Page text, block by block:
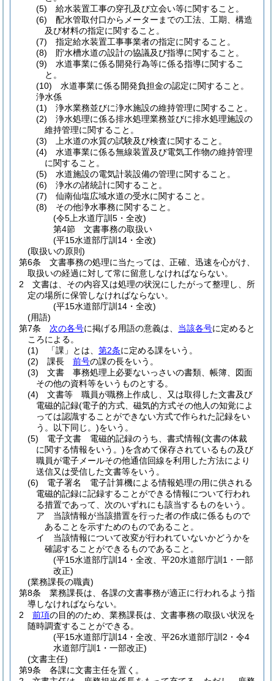
(5) 給水装置工事の穿孔及び立会い等に関すること。
(6) 配水管取付口からメーターまでの工法、工期、構造
及び材料の指定に関すること。
(7) 指定給水装置工事事業者の指定に関すること。
(8) 貯水槽水道の設計の協議及び指導に関すること。
(9) 水道事業に係る開発行為等に係る指導に関するこ
と。
(10) 水道事業に係る開発負担金の認定に関すること。
浄水係
(1) 浄水業務並びに浄水施設の維持管理に関すること。
(2) 浄水処理に係る排水処理業務並びに排水処理施設の
維持管理に関すること。
(3) 上水道の水質の試験及び検査に関すること。
(4) 水道事業に係る無線装置及び電気工作物の維持管理
に関すること。
(5) 水道施設の電気計装設備の管理に関すること。
(6) 浄水の諸統計に関すること。
(7) 仙南仙塩広域水道の受水に関すること。
(8) その他浄水事務に関すること。
(令5上水道庁訓5・全改)
第4節
文書事務の取扱い
(平15水道部庁訓14・全改)
(取扱いの原則)
第6条
文書事務の処理に当たっては、正確、迅速を心がけ、
取扱いの経過に対して常に留意しなければならない。
2
文書は、その内容又は処理の状況にしたがって整理し、所
定の場所に保管しなければならない。
(平15水道部庁訓14・全改)
(用語)
第7条
次の各号に掲げる用語の意義は、 当該各号に定めると
ころによる。
(1)
「課」とは、 第2条に定める課をいう。
(2)
課長 前号の課の長をいう。
(3)
文書 事務処理上必要ないっさいの書類、帳簿、図面
その他の資料等をいうものとする。
(4)
文書等 職員が職務上作成し、又は取得した文書及び
電磁的記録(電子的方式、磁気的方式その他人の知覚によ
っては認識することができない方式で作られた記録をい
う。以下同じ。)をいう。
(5)
電子文書 電磁的記録のうち、書式情報(文書の体裁
に関する情報をいう。)を含めて保存されているもの及び
職員が電子メールその他通信回線を利用した方法により
送信又は受信した文書等をいう。
(6)
電子署名 電子計算機による情報処理の用に供される
電磁的記録に記録することができる情報について行われ
る措置であって、次のいずれにも該当するものをいう。
ア
当該情報が当該措置を行った者の作成に係るもので
あることを示すためのものであること。
イ
当該情報について改変が行われていないかどうかを
確認することができるものであること。
(平15水道部庁訓14・全改、平20水道部庁訓1・一部
改正)
(業務課長の職責)
第8条
業務課長は、各課の文書事務が適正に行われるよう指
導しなければならない。
2
前項の目的のため、業務課長は、文書事務の取扱い状況を
随時調査することができる。
(平15水道部庁訓14・全改、平26水道部庁訓2・令4
水道部庁訓1・一部改正)
(文書主任)
第9条
各課に文書主任を置く。